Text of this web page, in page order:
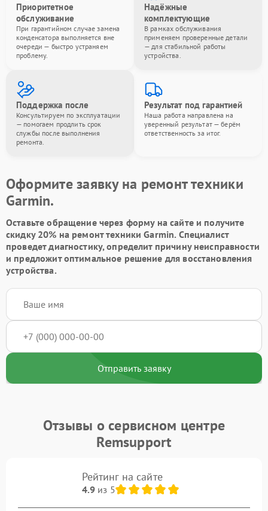
Приоритетное
обслуживание
При гарантийном случае замена
конденсатора выполняется вне
очереди — быстро устраняем
проблему.
Надёжные
комплектующие
В рамках обслуживания
применяем проверенные детали
— для стабильной работы
устройства.
Поддержка после
Консультируем по эксплуатации
— помогаем продлить срок
службы после выполнения
ремонта.
Результат под гарантией
Наша работа направлена на
уверенный результат — берём
ответственность за итог.
Оформите заявку на ремонт техники
Garmin.
Оставьте обращение через форму на сайте и получите
скидку 20% на ремонт техники Garmin. Специалист
проведет диагностику, определит причину неисправности
и предложит оптимальное решение для восстановления
устройства.
Отправить заявку
Отзывы о сервисном центре
Remsupport
Рейтинг на сайте
4.9из 5